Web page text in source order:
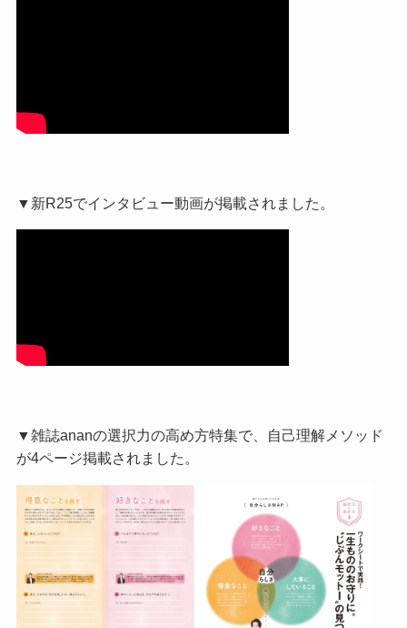
▼新R25でインタビュー動画が掲載されました。
▼雑誌ananの選択力の高め方特集で、自己理解メソッド
が4ページ掲載されました。